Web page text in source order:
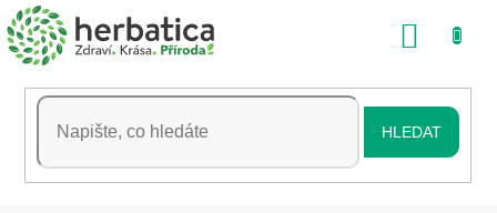
Přejít
na
obsah
HLEDAT